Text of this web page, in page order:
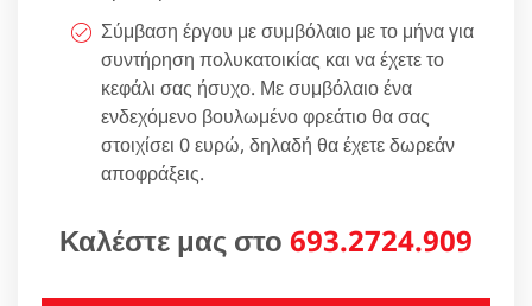
Σύμβαση έργου με συμβόλαιο με το μήνα για
συντήρηση πολυκατοικίας και να έχετε το
κεφάλι σας ήσυχο. Με συμβόλαιο ένα
ενδεχόμενο βουλωμένο φρεάτιο θα σας
στοιχίσει 0 ευρώ, δηλαδή θα έχετε δωρεάν
αποφράξεις.
Καλέστε μας στο 693.2724.909